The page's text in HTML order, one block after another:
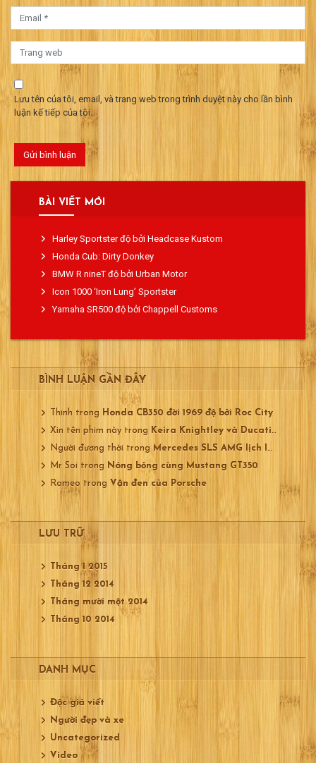
Lưu tên của tôi, email, và trang web trong trình duyệt này cho lần bình
luận kế tiếp của tôi.
BÀI VIẾT MỚI
Harley Sportster độ bởi Headcase Kustom
Honda Cub: Dirty Donkey
BMW R nineT độ bởi Urban Motor
Icon 1000 ‘Iron Lung’ Sportster
Yamaha SR500 độ bởi Chappell Customs
BÌNH LUẬN GẦN ĐÂY
Thinh trong
Honda CB350 đời 1969 độ bởi Roc City
Xin tên phim này trong
Keira Knightley và Ducati 750
Người đương thời trong Mercedes SLS AMG lịch lãm
Mr Soi trong Nóng bỏng cùng Mustang GT350
Romeo trong Vận đen của Porsche
LƯU TRỮ
Tháng 1 2015
Tháng 12 2014
Tháng mười một 2014
Tháng 10 2014
DANH MỤC
Độc giả viết
Người đẹp và xe
Uncategorized
Video